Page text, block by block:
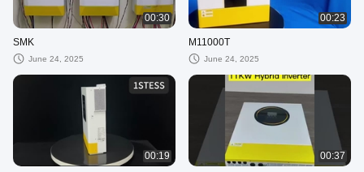
00:30
SMK
June 24, 2025
00:23
M11000T
June 24, 2025
00:19 00:37